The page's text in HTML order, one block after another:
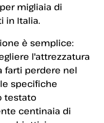
migliaia di
in Italia.
è semplice:
l'attrezzatura
farti perdere nel
specifiche
testato
centinaia di